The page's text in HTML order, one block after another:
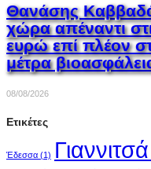
Θανάσης
χώρα απέναντι
ευρώ επί πλέον
μέτρα
08/08/2026
Ετικέτες
Έδεσσα (1) Γιαννιτσά